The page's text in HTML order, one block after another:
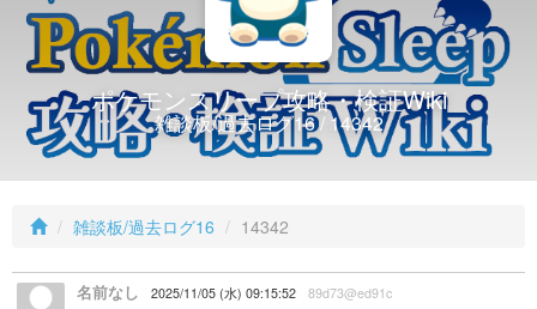
ポケモンスリープ攻略・検証Wiki
雑談板/過去ログ16 / 14342
雑談板/過去ログ16 14342
名前なし 2025/11/05 (水) 09:15:52 89d73@ed91c